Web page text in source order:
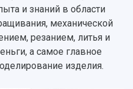
состав
подразделения
научно-
и знаний в области
механической
резанием, литья и
а самое главное
изделия.